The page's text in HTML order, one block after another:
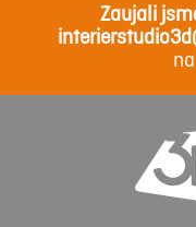
Zaujali
na